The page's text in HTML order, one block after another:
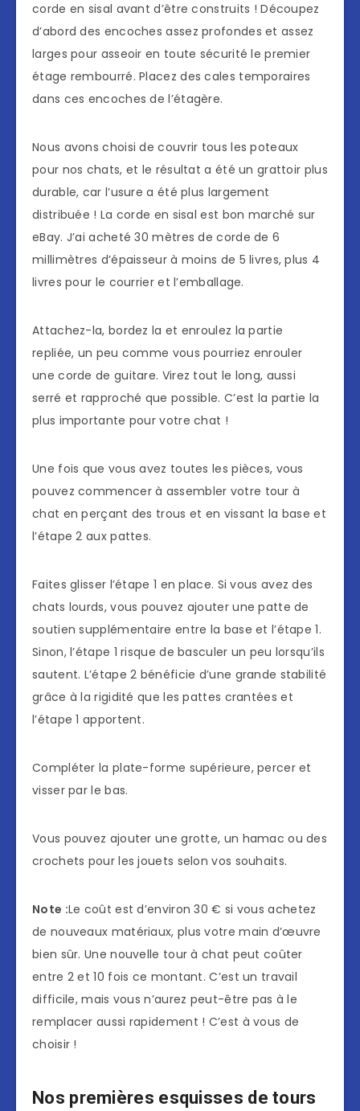
corde en sisal avant d’être construits ! Découpez
d’abord des encoches assez profondes et assez
larges pour asseoir en toute sécurité le premier
étage rembourré. Placez des cales temporaires
dans ces encoches de l’étagère.
Nous avons choisi de couvrir tous les poteaux
pour nos chats, et le résultat a été un grattoir plus
durable, car l’usure a été plus largement
distribuée ! La corde en sisal est bon marché sur
eBay. J’ai acheté 30 mètres de corde de 6
millimètres d’épaisseur à moins de 5 livres, plus 4
livres pour le courrier et l’emballage.
Attachez-la, bordez la et enroulez la partie
repliée, un peu comme vous pourriez enrouler
une corde de guitare. Virez tout le long, aussi
serré et rapproché que possible. C’est la partie la
plus importante pour votre chat !
Une fois que vous avez toutes les pièces, vous
pouvez commencer à assembler votre tour à
chat en perçant des trous et en vissant la base et
l’étape 2 aux pattes.
Faites glisser l’étape 1 en place. Si vous avez des
chats lourds, vous pouvez ajouter une patte de
soutien supplémentaire entre la base et l’étape 1.
Sinon, l’étape 1 risque de basculer un peu lorsqu’ils
sautent. L’étape 2 bénéficie d’une grande stabilité
grâce à la rigidité que les pattes crantées et
l’étape 1 apportent.
Compléter la plate-forme supérieure, percer et
visser par le bas.
Vous pouvez ajouter une grotte, un hamac ou des
crochets pour les jouets selon vos souhaits.
Note :Le coût est d’environ 30 € si vous achetez
de nouveaux matériaux, plus votre main d’œuvre
bien sûr. Une nouvelle tour à chat peut coûter
entre 2 et 10 fois ce montant. C’est un travail
difficile, mais vous n’aurez peut-être pas à le
remplacer aussi rapidement ! C’est à vous de
choisir !
Nos premières esquisses de tours